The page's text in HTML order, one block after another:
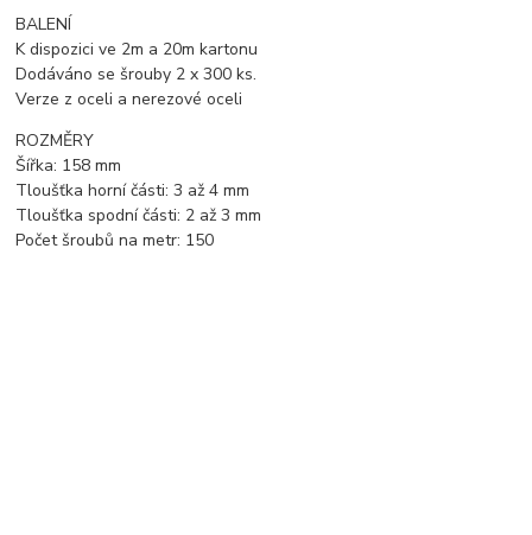
BALENÍ
K dispozici ve 2m a 20m kartonu
Dodáváno se šrouby 2 x 300 ks.
Verze z oceli a nerezové oceli
ROZMĚRY
Šířka: 158 mm
Tloušťka horní části: 3 až 4 mm
Tloušťka spodní části: 2 až 3 mm
Počet šroubů na metr: 150